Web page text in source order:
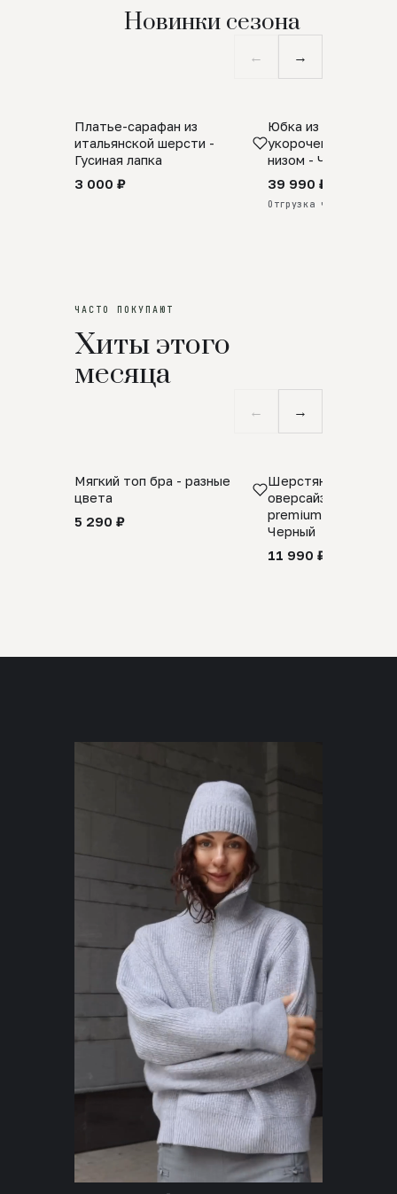
Новинки сезона
← →
SALE
Платье-сарафан из
итальянской шерсти -
Гусиная лапка
3 000 ₽
ПРЕДЗАКАЗ
Юбка из
укороченная с
низом - Черный
39 990 ₽
Отгрузка через 25 дней
ЧАСТО ПОКУПАЮТ
Хиты этого
месяца
← →
Мягкий топ бра - разные
цвета
5 290 ₽
Шерстяной свитер
оверсайз 100%
premium merino
Черный
11 990 ₽